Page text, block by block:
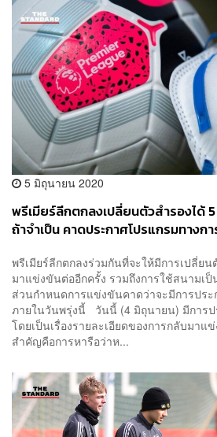
5 มิถุนายน 2020
พรีเมียร์ลีกตกลงเปลี่ยนตัวสำรองได้
ถ้าจำเป็น คาดประกาศโปรแกรมทางก
พรีเมียร์ลีกตกลงร่วมกันที่จะให้มีการเปลี่ย
มาแข่งขันต่ออีกครั้ง รวมถึงการใช้สนามเ
ส่วนกำหนดการแข่งขันคาดว่าจะมีการประ
ภายในวันพรุ่งนี้ วันนี้ (4 มิถุนายน) มีการ
โดยเป็นเรื่องรายละเอียดของการกลับมาแ
สำคัญคือการหารือว่าห...